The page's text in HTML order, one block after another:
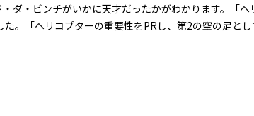
ダ・ビンチがいかに天才だったかがわかります。「
。「ヘリコプターの重要性をPRし、第2の空の足と